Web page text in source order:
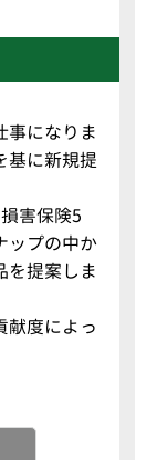
事になりま
基に新規提
害保険5
ップの中か
を提案しま
献度によっ